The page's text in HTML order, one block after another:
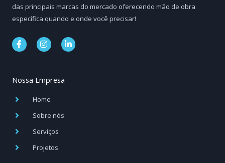
das principais marcas do mercado oferecendo mão de obra
específica quando e onde você precisar!
F
a
o
k
f
I
n
g
a
m
L
i
Nossa Empresa
Home
Sobre nós
Serviços
Projetos